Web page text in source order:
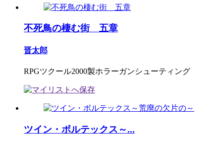
不死鳥の棲む街 五章
晋太郎
RPGツクール2000製ホラーガンシューティング
ツイン・ボルテックス～...